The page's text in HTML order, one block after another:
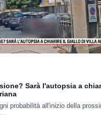
Sarà l'autopsia a
probabilità all'inizio della